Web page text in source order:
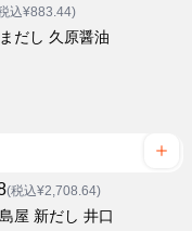
込¥883.44)
だし 久原醤油
(税込¥2,708.64)
屋 新だし 井口